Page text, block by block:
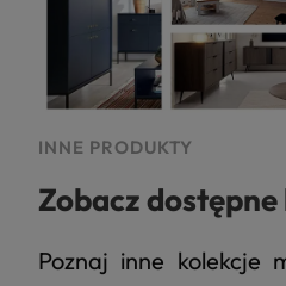
INNE PRODUKTY
Zobacz
Poznaj inne kolekcje